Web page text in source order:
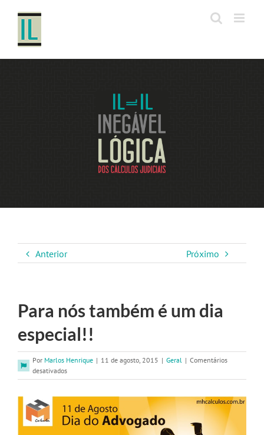
conteúdo
Anterior Próximo
Para nós também é um dia
especial!!
Por Marlos Henrique | 11 de agosto, 2015 | Geral | Comentários
desativadosem
Para
é
um